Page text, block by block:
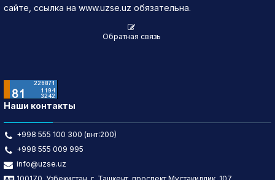
сайте, ссылка на www.uzse.uz обязательна.
Обратная связь
Наши контакты
+998 555 100 300 (внт:200)
+998 555 009 995
info@uzse.uz